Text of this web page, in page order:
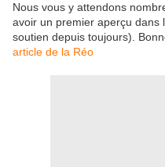
Nous vous y attendons
avoir un premier aperçu dans
soutien depuis toujours).
article de la Réo